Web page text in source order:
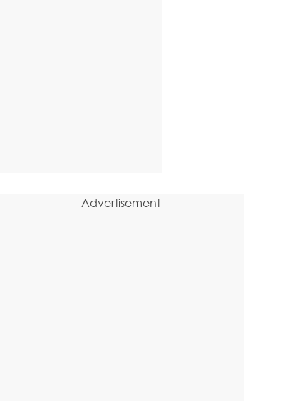
Advertisement